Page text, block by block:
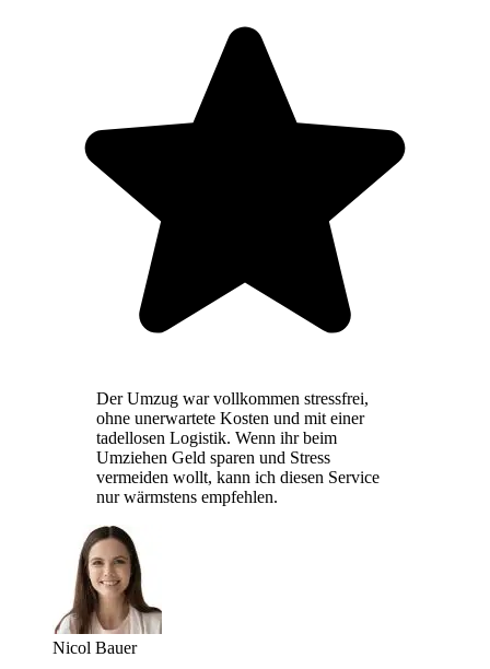
Der Umzug war vollkommen stressfrei,
ohne unerwartete Kosten und mit einer
tadellosen Logistik. Wenn ihr beim
Umziehen Geld sparen und Stress
vermeiden wollt, kann ich diesen Service
nur wärmstens empfehlen.
Nicol Bauer